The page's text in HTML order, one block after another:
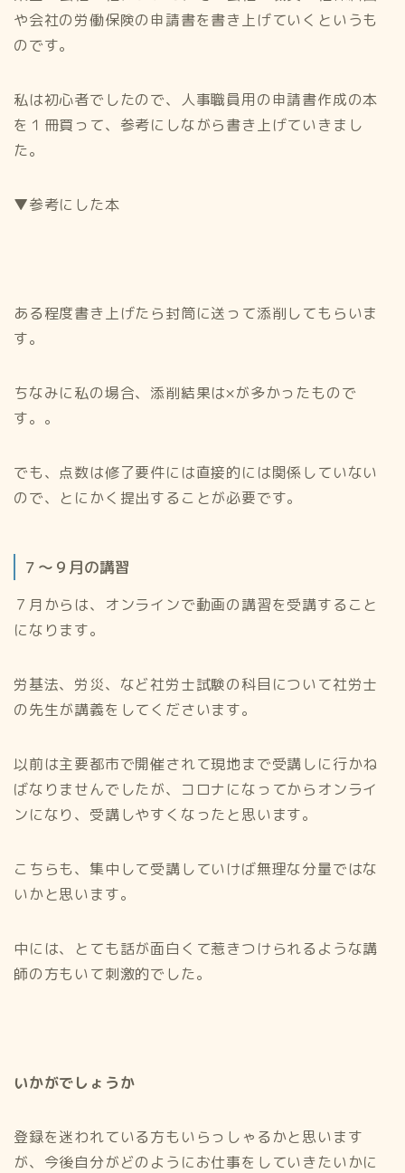
や会社の労働保険の申請書を書き上げていくというも
のです。
私は初心者でしたので、人事職員用の申請書作成の本
を１冊買って、参考にしながら書き上げていきまし
た。
▼参考にした本
ある程度書き上げたら封筒に送って添削してもらいま
す。
ちなみに私の場合、添削結果は×が多かったもので
す。。
でも、点数は修了要件には直接的には関係していない
ので、とにかく提出することが必要です。
７〜９月の講習
７月からは、オンラインで動画の講習を受講すること
になります。
労基法、労災、など社労士試験の科目について社労士
の先生が講義をしてくださいます。
以前は主要都市で開催されて現地まで受講しに行かね
ばなりませんでしたが、コロナになってからオンライ
ンになり、受講しやすくなったと思います。
こちらも、集中して受講していけば無理な分量ではな
いかと思います。
中には、とても話が面白くて惹きつけられるような講
師の方もいて刺激的でした。
いかがでしょうか
登録を迷われている方もいらっしゃるかと思います
が、今後自分がどのようにお仕事をしていきたいかに